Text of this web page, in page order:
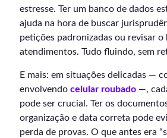
estresse. Ter um banco de dados
ajuda na hora de buscar
petições padronizadas ou revisar
atendimentos. Tudo fluindo, sem
E mais: em situações delicadas —
envolvendo celular roubado —,
pode ser crucial. Ter os
organização e data correta pode
perda de provas. O que antes era